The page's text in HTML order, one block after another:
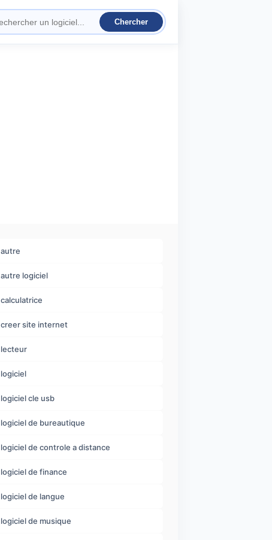
autre
autre logiciel
calculatrice
creer site internet
lecteur
logiciel
logiciel cle usb
logiciel de bureautique
logiciel de controle a distance
logiciel de finance
logiciel de langue
logiciel de musique